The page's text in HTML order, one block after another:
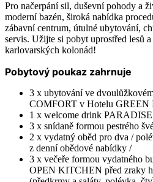
Pro načerpání sil, duševní pohody a
moderní bazén, široká nabídka
zábavní centrum, útulné ubytování,
servis. Užijte si pobyt uprostřed lesů
karlovarských kolonád!
Pobytový poukaz zahrnuje
3 x ubytování ve
COMFORT v Hotelu GREEN
1 x welcome drink
3 x snídaně formou pestrého
2 x vydatný oběd pro dva /
z denní obědové nabídky /
3 x večeře formou vydatného
OPEN KITCHEN před zraky